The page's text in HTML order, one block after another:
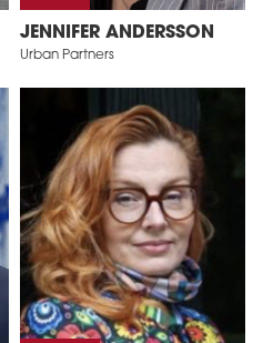
JENNIFER ANDERSSON
Urban Partners